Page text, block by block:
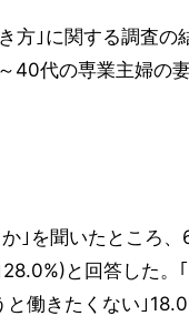
方｣に関する調査の
代の専業主婦の
｣を聞いたところ
と回答した。
働きたくない｣